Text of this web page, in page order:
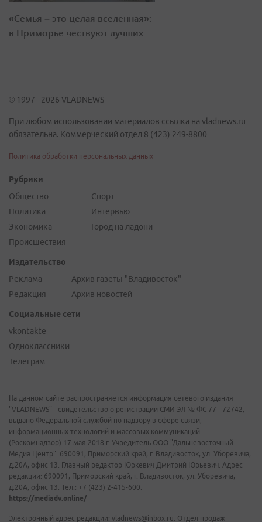
«Семья – это целая вселенная»:
в Приморье чествуют лучших
© 1997 - 2026 VLADNEWS
При любом использовании материалов ссылка на vladnews.ru
обязательна. Коммерческий отдел 8 (423) 249-8800
Политика обработки персональных данных
Рубрики
Общество
Политика
Экономика
Происшествия
Спорт
Интервью
Город на ладони
Издательство
Реклама
Редакция
Архив газеты "Владивосток"
Архив новостей
Социальные сети
vkontakte
Одноклассники
Телеграм
На данном сайте распространяется информация сетевого издания
"VLADNEWS" - свидетельство о регистрации СМИ ЭЛ № ФС 77 - 72742,
выдано Федеральной службой по надзору в сфере связи,
информационных технологий и массовых коммуникаций
(Роскомнадзор) 17 мая 2018 г. Учредитель ООО "Дальневосточный
Медиа Центр". 690091, Приморский край, г. Владивосток, ул. Уборевича,
д.20А, офис 13. Главный редактор Юркевич Дмитрий Юрьевич. Адрес
редакции: 690091, Приморский край, г. Владивосток, ул. Уборевича,
д.20А, офис 13. Тел.: +7 (423) 2-415-600.
https://mediadv.online/
Электронный адрес редакции: vladnews@inbox.ru. Отдел продаж